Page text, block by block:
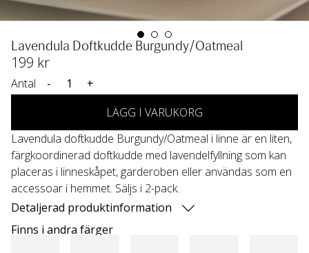
Lavendula Doftkudde Burgundy/Oatmeal
199 kr
Antal -
+
LÄGG I VARUKORG
Lavendula doftkudde Burgundy/Oatmeal i linne är en liten,
färgkoordinerad doftkudde med lavendelfyllning som kan
placeras i linneskåpet, garderoben eller användas som en
accessoar i hemmet. Säljs i 2-pack.
Detaljerad produktinformation
Finns i andra färger